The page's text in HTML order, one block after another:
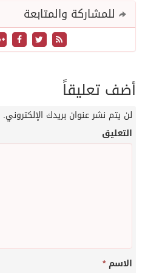
للمشاركة والمتابعة
أضف تعليقاً
لن يتم نشر عنوان بريدك الإلكتروني.
التعليق
الاسم*